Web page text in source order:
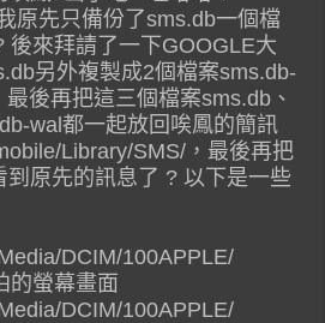
原先只備份了sms.db一個檔
後來拜請了一下GOOGLE大
另外複製成2個檔案sms.db-
後再把這三個檔案sms.db、
wal都一起放回唉鳳的簡訊
Library/SMS/，最後再把
到原先的訊息了 ? 以下是一些
DCIM/100APPLE/
的螢幕畫面
DCIM/100APPLE/